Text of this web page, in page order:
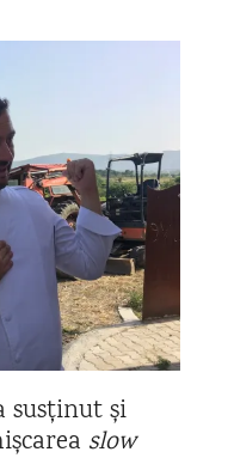
susținut și
slow